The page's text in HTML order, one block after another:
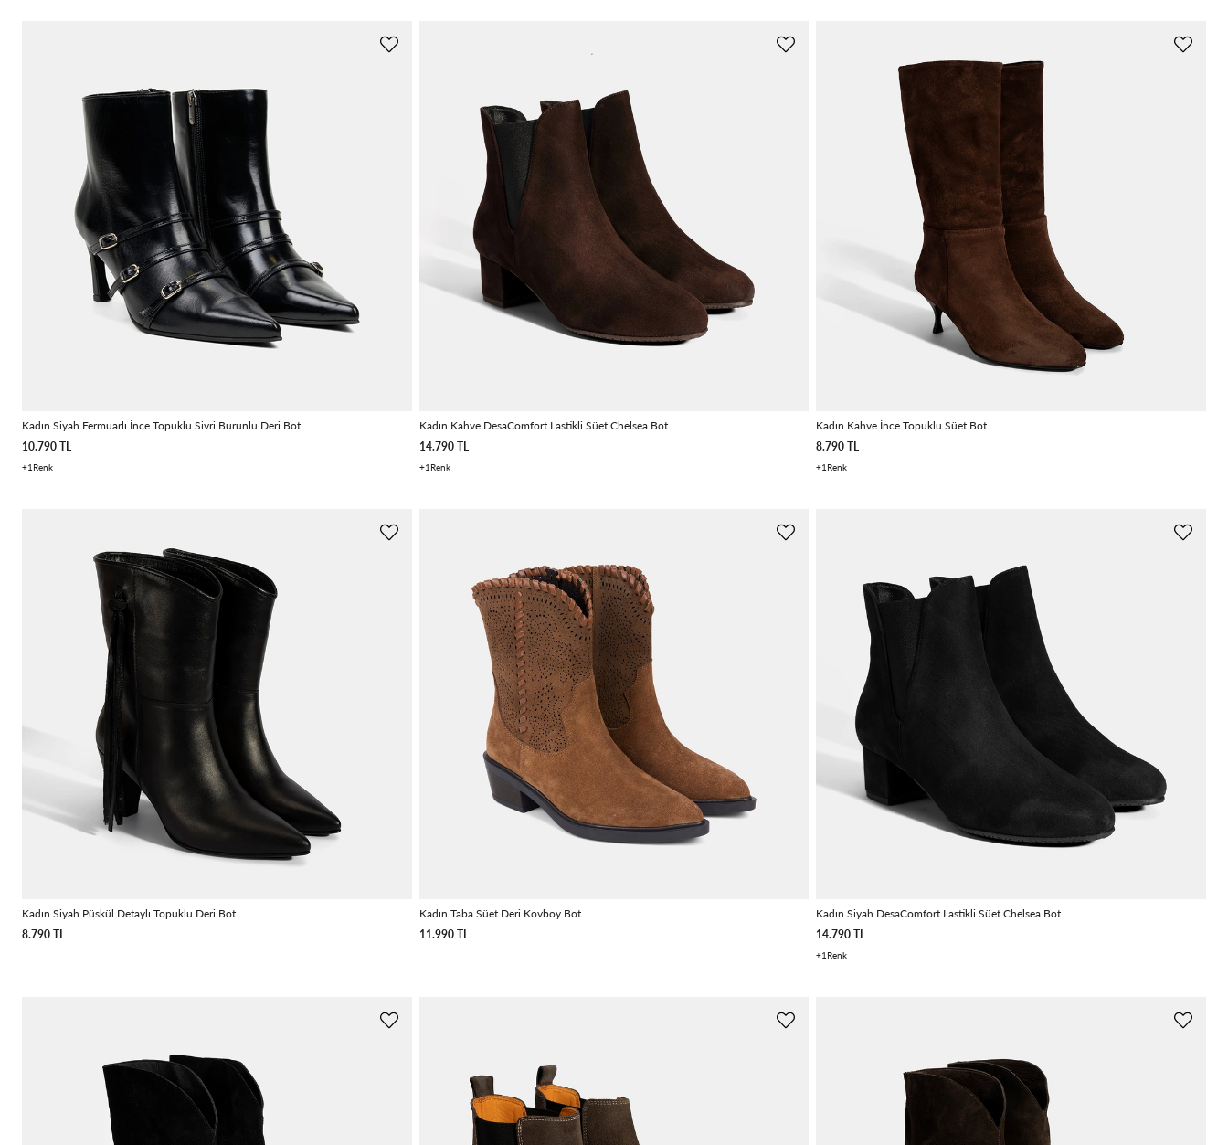
Kadın Siyah Fermuarlı İnce Topuklu Sivri Burunlu Deri Bot
10.790 TL
1
Kadın Kahve DesaComfort Lastikli Süet Chelsea Bot
14.790 TL
1
Kadın Kahve İnce Topuklu Süet Bot
8.790 TL
1
Kadın Siyah Püskül Detaylı Topuklu Deri Bot
8.790 TL
Kadın Taba Süet Deri Kovboy Bot
11.990 TL
Kadın Siyah DesaComfort Lastikli Süet Chelsea Bot
14.790 TL
1